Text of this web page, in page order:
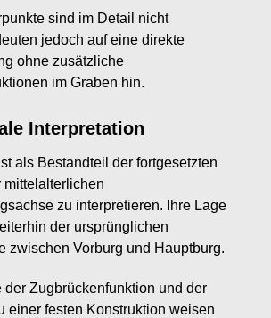
sind im Detail nicht
jedoch auf eine direkte
ohne zusätzliche
im Graben hin.
Interpretation
als Bestandteil der fortgesetzten
mittelalterlichen
zu interpretieren. Ihre Lage
der ursprünglichen
zwischen Vorburg und Hauptburg.
der Zugbrückenfunktion und der
einer festen Konstruktion weisen